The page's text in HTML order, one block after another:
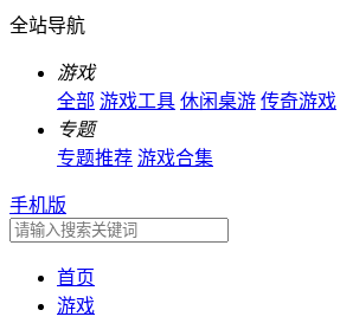
全站导航
游戏
全部 游戏工具 休闲桌游 传奇游戏
专题
专题推荐 游戏合集
手机版
首页
游戏